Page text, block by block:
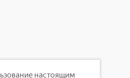
настоящим